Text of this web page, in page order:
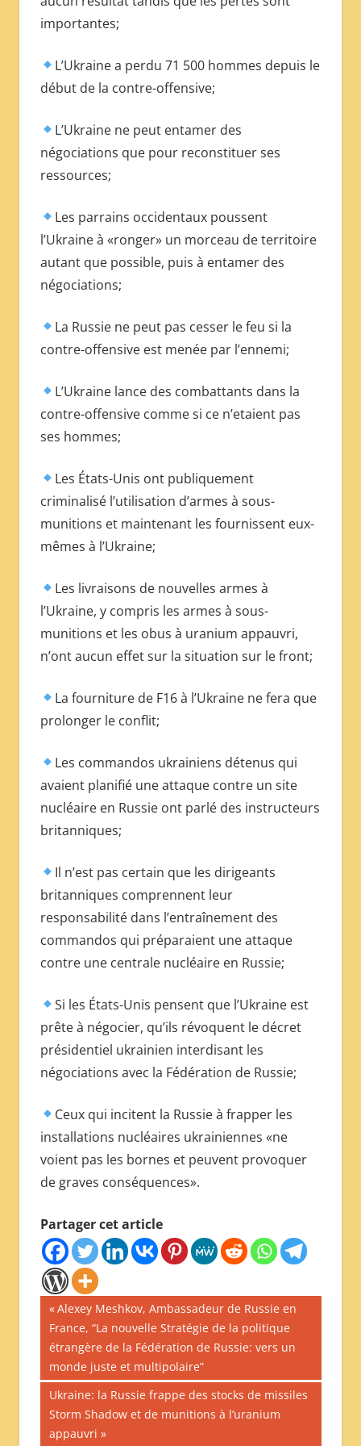
МЕЖДУНАРОДНОЙ
importantes;
L’Ukraine a perdu 71 500 hommes depuis le
début de la contre-offensive;
L’Ukraine ne peut entamer des
négociations que pour reconstituer ses
ressources;
Les parrains occidentaux poussent
l’Ukraine à «ronger» un morceau de territoire
autant que possible, puis à entamer des
négociations;
La Russie ne peut pas cesser le feu si la
contre-offensive est menée par l’ennemi;
L’Ukraine lance des combattants dans la
contre-offensive comme si ce n’etaient pas
ses hommes;
Les États-Unis ont publiquement
criminalisé l’utilisation d’armes à sous-
munitions et maintenant les fournissent eux-
mêmes à l’Ukraine;
Les livraisons de nouvelles armes à
l’Ukraine, y compris les armes à sous-
munitions et les obus à uranium appauvri,
n’ont aucun effet sur la situation sur le front;
La fourniture de F16 à l’Ukraine ne fera que
prolonger le conflit;
Les commandos ukrainiens détenus qui
avaient planifié une attaque contre un site
nucléaire en Russie ont parlé des instructeurs
britanniques;
Il n’est pas certain que les dirigeants
britanniques comprennent leur
responsabilité dans l’entraînement des
commandos qui préparaient une attaque
contre une centrale nucléaire en Russie;
Si les États-Unis pensent que l’Ukraine est
prête à négocier, qu’ils révoquent le décret
présidentiel ukrainien interdisant les
négociations avec la Fédération de Russie;
Ceux qui incitent la Russie à frapper les
installations nucléaires ukrainiennes «ne
voient pas les bornes et peuvent provoquer
de graves conséquences».
Partager cet article
Navigation
de
l’article
Publication
précédente :
Alexey Meshkov, Ambassadeur de Russie en
France, “La nouvelle Stratégie de la politique
étrangère de la Fédération de Russie: vers un
monde juste et multipolaire”
Publication
suivante :
Ukraine: la Russie frappe des stocks de missiles
Storm Shadow et de munitions à l’uranium
appauvri